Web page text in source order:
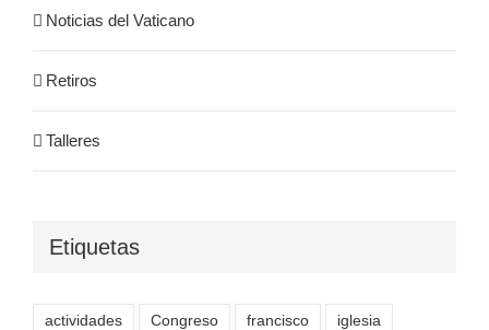
Noticias del Vaticano
Retiros
Talleres
Etiquetas
actividades Congreso francisco iglesia